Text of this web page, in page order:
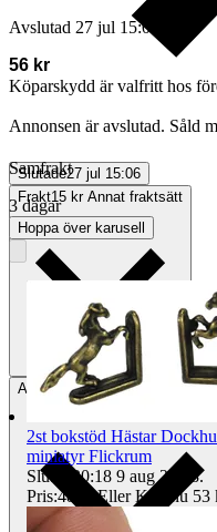
Avslutad 27 jul 15:06
56 kr
Köparskydd är valfritt hos
Annonsen är avslutad. Såld
Slutade27 jul 15:06
Frakt15 kr Annat fraktsätt
AvhämtningHelsingborg,
Samfrakt
3 dagar
Hoppa över karusell
2st bokstöd Hästar
miniatyr Flickrum
Sluttid
20:18 9 aug 20:18.
Pris:48 kr ,Eller Köp nu 53